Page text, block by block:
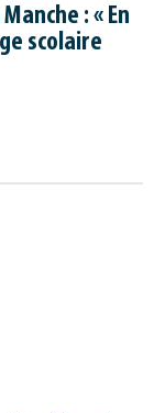
: « En
scolaire